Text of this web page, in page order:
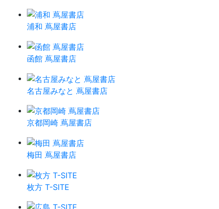
浦和 蔦屋書店
函館 蔦屋書店
名古屋みなと 蔦屋書店
京都岡崎 蔦屋書店
梅田 蔦屋書店
枚方 T-SITE